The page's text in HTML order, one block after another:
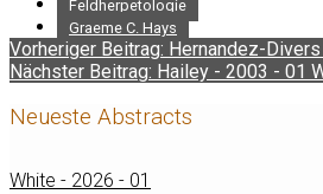
Feldherpetologie
Graeme C. Hays
Vorheriger Beitrag: Hernandez-
Nächster Beitrag: Hailey - 2003 - 01
Neueste Abstracts
White - 2026 - 01